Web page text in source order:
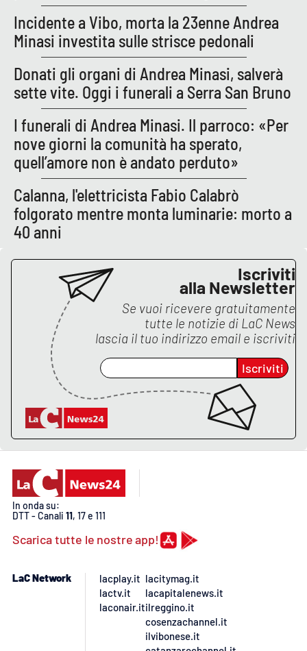
Catanzarochannel.it
Android
Apple
Incidente a Vibo, morta la 23enne Andrea
Minasi investita sulle strisce pedonali
Donati gli organi di Andrea Minasi, salverà
sette vite. Oggi i funerali a Serra San Bruno
I funerali di Andrea Minasi. Il parroco: «Per
nove giorni la comunità ha sperato,
quell’amore non è andato perduto»
Calanna, l'elettricista Fabio Calabrò
folgorato mentre monta luminarie: morto a
40 anni
Iscriviti
alla Newsletter
Se vuoi ricevere gratuitamente
tutte le notizie di LaC News
lascia il tuo indirizzo email e iscriviti
Iscriviti
In onda su:
DTT - Canali 11, 17 e 111
Scarica tutte le nostre app!
LaC Network
lacplay.it
lactv.it
laconair.it
lacitymag.it
lacapitalenews.it
ilreggino.it
cosenzachannel.it
ilvibonese.it